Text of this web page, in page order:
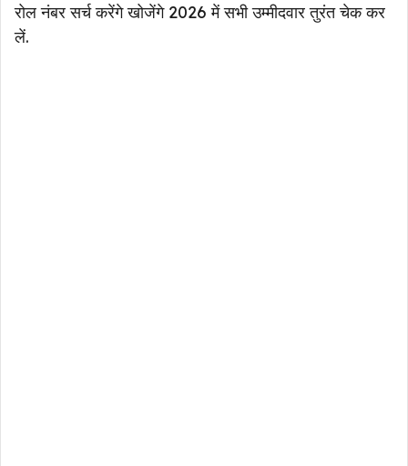
रोल नंबर सर्च करेंगे खोजेंगे 2026 में सभी उम्मीदवार तुरंत चेक कर
लें.